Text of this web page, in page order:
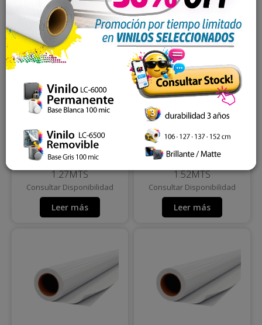
VINILO LOVECAR
ESMERILADO FROSTED
80MIC 120GR LINER,
1.27MTS
Consultar Disponibilidad
Leer más
VINILO LOVECAR
ESMERILADO FROSTED
80MIC 120GR LINER,
1.52MTS
Consultar Disponibilidad
Leer más